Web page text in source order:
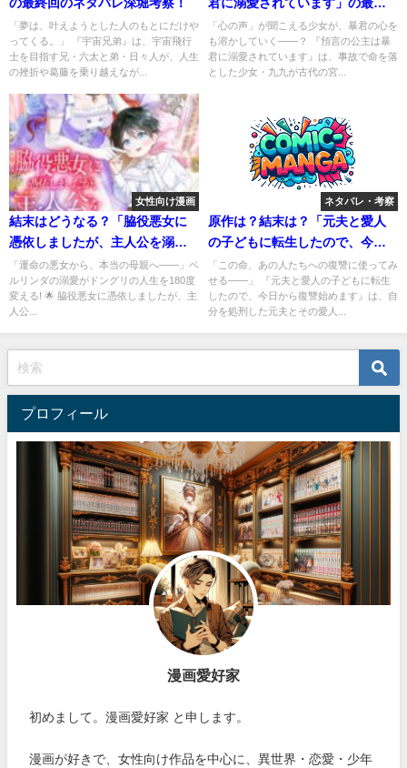
の最終回のネタバレ深堀考察！
「夢は、叶えようとした人のもとにだけや
ってくる。」 『宇宙兄弟』は、宇宙飛行
士を目指す兄・六太と弟・日々人が、人生
の挫折や葛藤を乗り越えなが...
君に溺愛されています」の最終
回までのネタバレ考察！
「心の声」が聞こえる少女が、暴君の心を
も溶かしていく――？ 『預言の公主は暴
君に溺愛されています』は、事故で命を落
とした少女・九九が古代の宮...
女性向け漫画
結末はどうなる？「脇役悪女に
憑依しましたが、主人公を溺愛
します！」最終回のネタバレ深
堀考察！
「運命の悪女から、本当の母親へ――」ベ
ルリンダの溺愛がドングリの人生を180度
変える! 🌟 脇役悪女に憑依しましたが、主
人公...
ネタバレ・考察
原作は？結末は？「元夫と愛人
の子どもに転生したので、今日
から復讐始めます」の最終回ま
でのネタバレ考察！
「この命、あの人たちへの復讐に使ってみ
せる——」 『元夫と愛人の子どもに転生
したので、今日から復讐始めます』は、自
分を処刑した元夫とその愛人...
プロフィール
漫画愛好家
初めまして。漫画愛好家 と申します。
漫画が好きで、女性向け作品を中心に、異世界・恋愛・少年